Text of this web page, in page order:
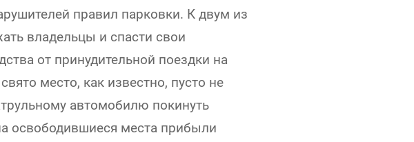
правил парковки. К двум из
владельцы и спасти свои
от принудительной поездки на
место, как известно, пусто не
автомобилю покинуть
освободившиеся места прибыли